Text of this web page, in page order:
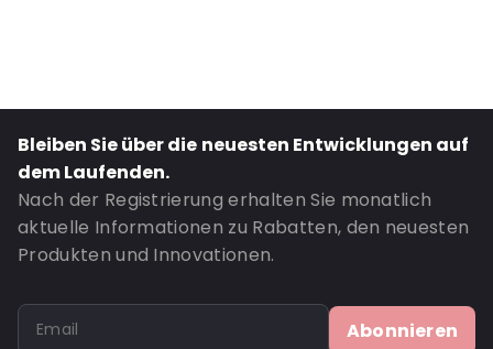
Bleiben Sie über die neuesten Entwicklungen auf
dem Laufenden.
Nach der Registrierung erhalten Sie monatlich
aktuelle Informationen zu Rabatten, den neuesten
Produkten und Innovationen.
Abonnieren